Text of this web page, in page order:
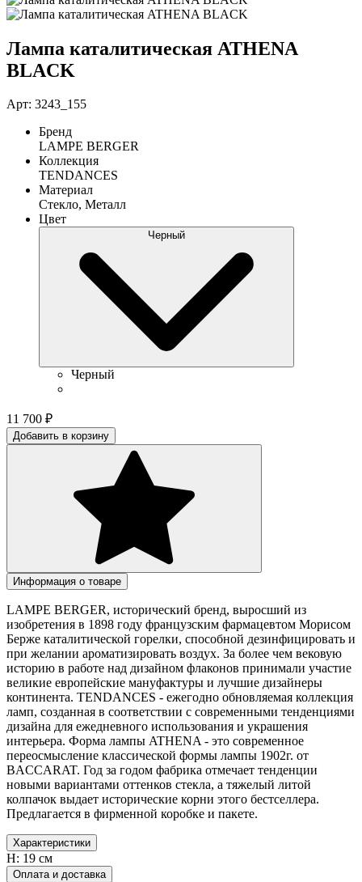
Лампа каталитическая ATHENA
BLACK
Арт: 3243_155
Бренд
LAMPE BERGER
Коллекция
TENDANCES
Материал
Стекло, Металл
Цвет
Черный
Черный
11 700 ₽
Добавить в корзину
Информация о товаре
LAMPE BERGER, исторический бренд, выросший из
изобретения в 1898 году французским фармацевтом Морисом
Берже каталитической горелки, способной дезинфицировать и
при желании ароматизировать воздух. За более чем вековую
историю в работе над дизайном флаконов принимали участие
великие европейские мануфактуры и лучшие дизайнеры
континента. TENDANCES - ежегодно обновляемая коллекция
ламп, созданная в соответствии с современными тенденциями
дизайна для ежедневного использования и украшения
интерьера. Форма лампы ATHENA - это современное
переосмысление классической формы лампы 1902г. от
BACCARAT. Год за годом фабрика отмечает тенденции
новыми вариантами оттенков стекла, а тяжелый литой
колпачок выдает исторические корни этого бестселлера.
Предлагается в фирменной коробке и пакете.
Характеристики
H: 19 см
Оплата и доставка